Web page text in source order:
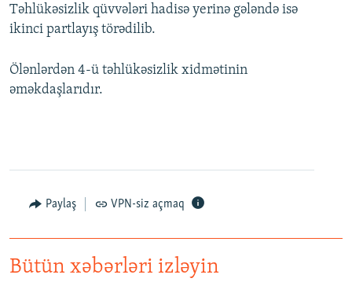
Təhlükəsizlik qüvvələri hadisə yerinə gələndə isə
ikinci partlayış törədilib.
Ölənlərdən 4-ü təhlükəsizlik xidmətinin
əməkdaşlarıdır.
Paylaş VPN-siz açmaq
Bütün xəbərləri izləyin